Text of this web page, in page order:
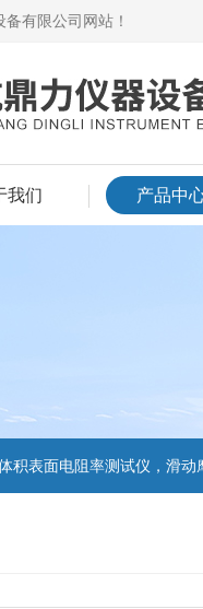
有限公司网站！
我们 产品中
表面电阻率测试仪，滑动摩擦